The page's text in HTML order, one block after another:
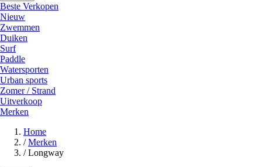
Beste Verkopen
Nieuw
Zwemmen
Duiken
Surf
Paddle
Watersporten
Urban sports
Zomer / Strand
Uitverkoop
Merken
Home
/ Merken
/ Longway